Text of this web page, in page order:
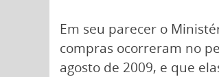
Em seu parecer o
compras ocorreram no
agosto de 2009, e que